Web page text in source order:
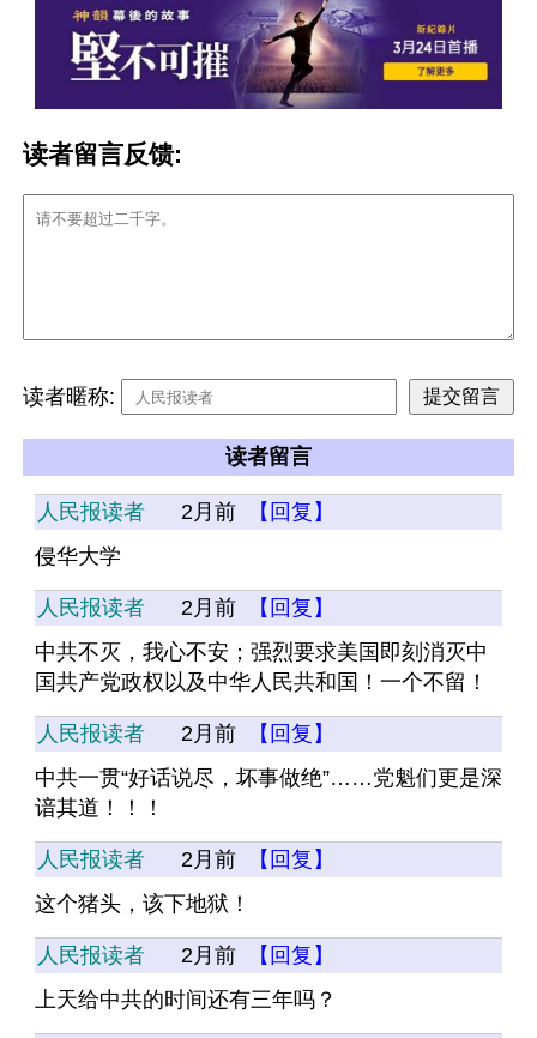
读者留言反馈:
读者暱称:
读者留言
人民报读者 2月前
【回复】
侵华大学
人民报读者 2月前
【回复】
中共不灭，我心不安；强烈要求美国即刻消灭中
国共产党政权以及中华人民共和国！一个不留！
人民报读者 2月前
【回复】
中共一贯“好话说尽，坏事做绝”……党魁们更是深
谙其道！！！
人民报读者 2月前
【回复】
这个猪头，该下地狱！
人民报读者 2月前
【回复】
上天给中共的时间还有三年吗？